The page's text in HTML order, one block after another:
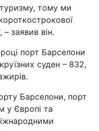
тому ми
заявив він.
порт Барселони
суден – 832,
Барселони, порт
у Європі та